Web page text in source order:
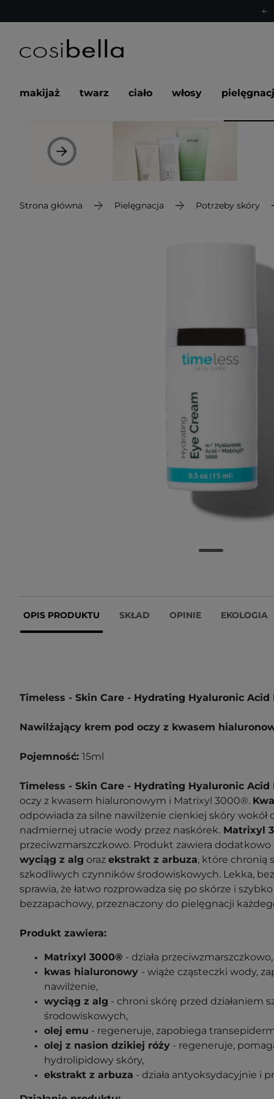
makijaż twarz ciało włosy
Strona główna Pielęgnacja Potrzeby skóry
OPIS PRODUKTU SKŁAD OPINIE EKOLOGIA
Timeless - Skin Care - Hydrating Hyaluronic Acid
Nawilżający krem pod oczy z kwasem
Pojemność: 15ml
Timeless - Skin Care - Hydrating Hyaluronic Acid
oczy z kwasem hialuronowym i Matrixyl 3000®.
odpowiada za silne nawilżenie cienkiej skóry wokół
nadmiernej utracie wody przez naskórek. Matrixyl
przeciwzmarszczkowo. Produkt zawiera dodatkowo
wyciąg z alg oraz ekstrakt z arbuza, które chronią
szkodliwych czynników środowiskowych. Lekka,
sprawia, że łatwo rozprowadza się po skórze i
bezzapachowy, przeznaczony do pielęgnacji
Produkt zawiera:
Matrixyl 3000® - działa przeciwzmarszczkowo,
kwas hialuronowy - wiąże cząsteczki wody,
nawilżenie,
wyciąg z alg - chroni skórę przed działaniem
środowiskowych,
olej emu - regeneruje, zapobiega
olej z nasion dzikiej róży - regeneruje,
hydrolipidowy skóry,
ekstrakt z arbuza - działa antyoksydacyjnie i